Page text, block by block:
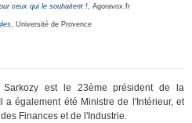
ceux qui le souhaitent ! , Agoravox.fr
, Université de Provence
est le 23ème président de la
a également été Ministre de l'Intérieur, et
Finances et de l'Industrie.